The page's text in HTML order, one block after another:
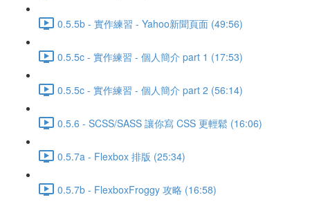
0.5.5b - 實作練習 - Yahoo新聞頁面 (49:56)
0.5.5c - 實作練習 - 個人簡介 part 1 (17:53)
0.5.5c - 實作練習 - 個人簡介 part 2 (56:14)
0.5.6 - SCSS/SASS 讓你寫 CSS 更輕鬆 (16:06)
0.5.7a - Flexbox 排版 (25:34)
0.5.7b - FlexboxFroggy 攻略 (16:58)